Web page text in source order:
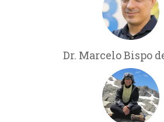
Dr. Marcelo Bispo